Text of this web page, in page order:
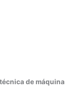
de máquina